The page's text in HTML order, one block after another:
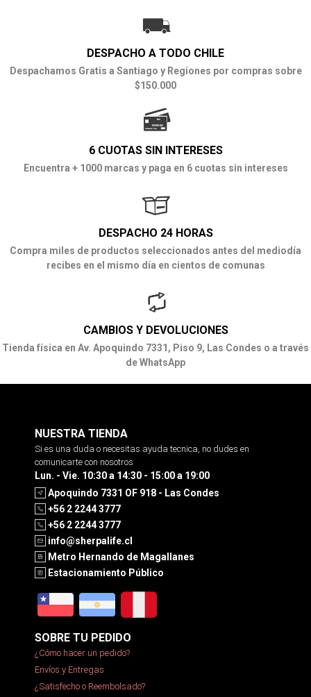
DESPACHO A TODO CHILE
Despachamos Gratis a Santiago y Regiones por compras sobre
$150.000
6 CUOTAS SIN INTERESES
Encuentra + 1000 marcas y paga en 6 cuotas sin intereses
DESPACHO 24 HORAS
Compra miles de productos seleccionados antes del mediodía
recibes en el mismo día en cientos de comunas
CAMBIOS Y DEVOLUCIONES
Tienda física en Av. Apoquindo 7331, Piso 9, Las Condes o a través
de WhatsApp
NUESTRA TIENDA
Si es una duda o necesitas ayuda tecnica, no dudes en
comunicarte con nosotros
Lun. - Vie. 10:30 a 14:30 - 15:00 a 19:00
Apoquindo 7331 OF 918 - Las Condes
+56 2 2244 3777
+56 2 2244 3777
info@sherpalife.cl
Metro Hernando de Magallanes
Estacionamiento Público
SOBRE TU PEDIDO
¿Cómo hacer un pedido?
Envíos y Entregas
¿Satisfecho o Reembolsado?